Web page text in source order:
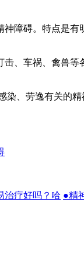
碍。特点是有
车祸、禽兽等
、劳逸有关的精
治疗好吗？哈 ●精